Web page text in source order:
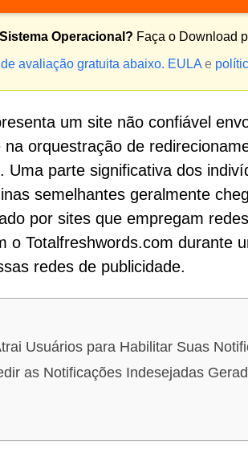
Operacional? Faça o Download
avaliação gratuita abaixo. EULAe
um site não confiável
orquestração de
Uma parte significativa dos
semelhantes geralmente
por sites que empregam
o Totalfreshwords.com durante
redes de publicidade.
Usuários para Habilitar Suas
as Notificações Indesejadas